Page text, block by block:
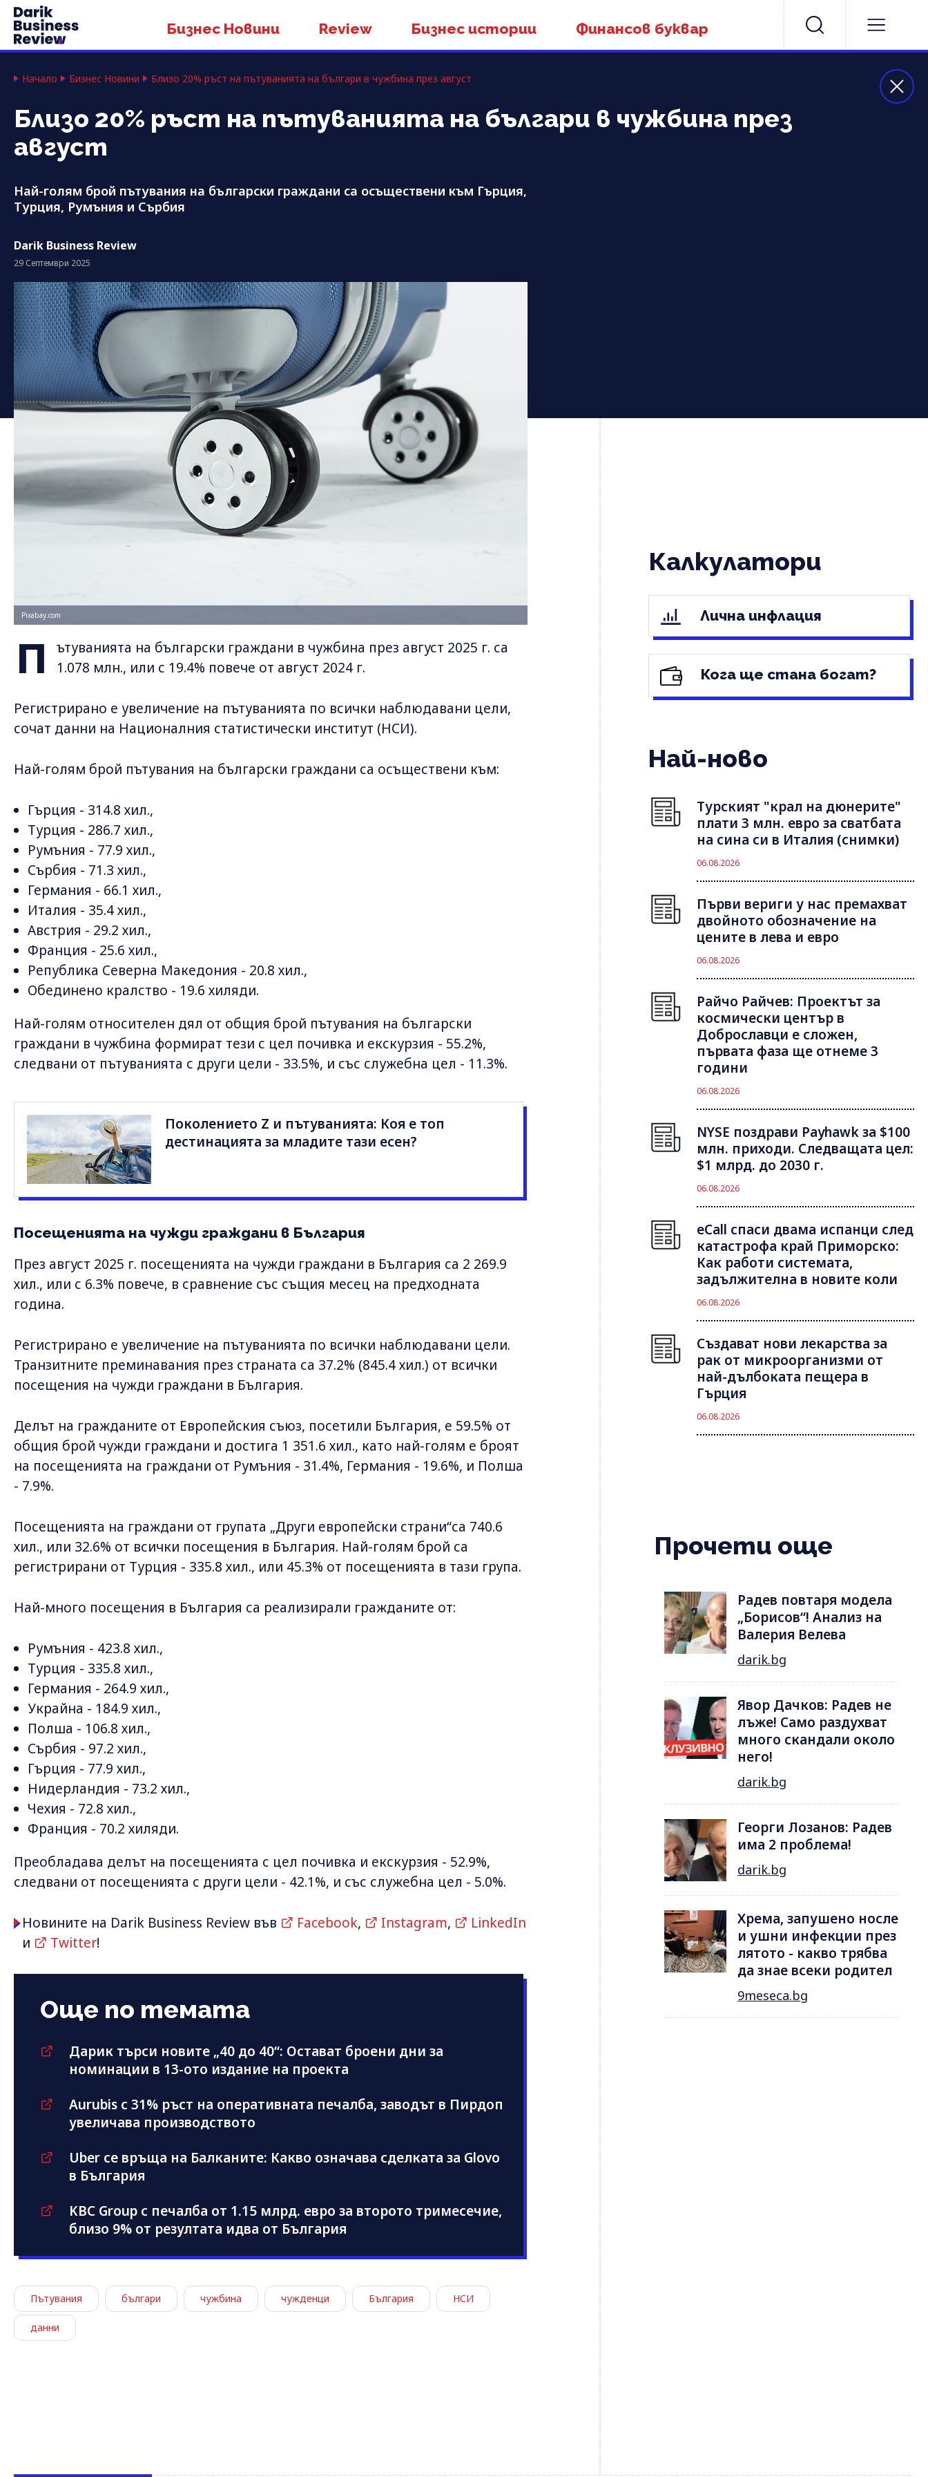
Бизнес Новини Review Бизнес истории Финансов буквар
Начало Бизнес Новини Близо 20% ръст на пътуванията на българи в чужбина през август
Близо 20% ръст на пътуванията на българи в чужбина през
август
Най-голям брой пътувания на български граждани са осъществени към Гърция,
Турция, Румъния и Сърбия
Darik Business Review
29 Септември 2025
Pixabay.com
П
ътуванията на български граждани в чужбина през август 2025 г. са
1.078 млн., или с 19.4% повече от август 2024 г.
Регистрирано е увеличение на пътуванията по всички наблюдавани цели,
сочат данни на Националния статистически институт (НСИ).
Най-голям брой пътувания на български граждани са осъществени към:
Гърция - 314.8 хил.,
Турция - 286.7 хил.,
Румъния - 77.9 хил.,
Сърбия - 71.3 хил.,
Германия - 66.1 хил.,
Италия - 35.4 хил.,
Австрия - 29.2 хил.,
Франция - 25.6 хил.,
Република Северна Македония - 20.8 хил.,
Обединено кралство - 19.6 хиляди.
Най-голям относителен дял от общия брой пътувания на български
граждани в чужбина формират тези с цел почивка и екскурзия - 55.2%,
следвани от пътуванията с други цели - 33.5%, и със служебна цел - 11.3%.
Поколението Z и пътуванията: Коя е топ
дестинацията за младите тази есен?
Посещенията на чужди граждани в България
През август 2025 г. посещенията на чужди граждани в България са 2 269.9
хил., или с 6.3% повече, в сравнение със същия месец на предходната
година.
Регистрирано е увеличение на пътуванията по всички наблюдавани цели.
Транзитните преминавания през страната са 37.2% (845.4 хил.) от всички
посещения на чужди граждани в България.
Делът на гражданите от Европейския съюз, посетили България, е 59.5% от
общия брой чужди граждани и достига 1 351.6 хил., като най-голям е броят
на посещенията на граждани от Румъния - 31.4%, Германия - 19.6%, и Полша
- 7.9%.
Посещенията на граждани от групата „Други европейски страни“са 740.6
хил., или 32.6% от всички посещения в България. Най-голям брой са
регистрирани от Турция - 335.8 хил., или 45.3% от посещенията в тази група.
Най-много посещения в България са реализирали гражданите от:
Румъния - 423.8 хил.,
Турция - 335.8 хил.,
Германия - 264.9 хил.,
Украйна - 184.9 хил.,
Полша - 106.8 хил.,
Сърбия - 97.2 хил.,
Гърция - 77.9 хил.,
Нидерландия - 73.2 хил.,
Чехия - 72.8 хил.,
Франция - 70.2 хиляди.
Преобладава делът на посещенията с цел почивка и екскурзия - 52.9%,
следвани от посещенията с други цели - 42.1%, и със служебна цел - 5.0%.
Новините на Darik Business Review във Facebook, Instagram,
LinkedIn
и
Twitter!
Още по темата
Дарик търси новите „40 до 40“: Остават броени дни за
номинации в 13-ото издание на проекта
Aurubis с 31% ръст на оперативната печалба, заводът в Пирдоп
увеличава производството
Uber се връща на Балканите: Какво означава сделката за Glovo
в България
KBC Group с печалба от 1.15 млрд. евро за второто тримесечие,
близо 9% от резултата идва от България
Пътувания българи чужбина чужденци България НСИ
данни
Калкулатори
Лична инфлация
Кога ще стана богат?
Най-ново
Турският "крал на дюнерите"
плати 3 млн. евро за сватбата
на сина си в Италия (снимки)
06.08.2026
Първи вериги у нас премахват
двойното обозначение на
цените в лева и евро
06.08.2026
Райчо Райчев: Проектът за
космически център в
Доброславци е сложен,
първата фаза ще отнеме 3
години
06.08.2026
NYSE поздрави Payhawk за $100
млн. приходи. Следващата цел:
$1 млрд. до 2030 г.
06.08.2026
eCall спаси двама испанци след
катастрофа край Приморско:
Как работи системата,
задължителна в новите коли
06.08.2026
Създават нови лекарства за
рак от микроорганизми от
най-дълбоката пещера в
Гърция
06.08.2026
Прочети още
Радев повтаря модела
„Борисов“! Анализ на
Валерия Велева
darik.bg
Явор Дачков: Радев не
лъже! Само раздухват
много скандали около
него!
darik.bg
Георги Лозанов: Радев
има 2 проблема!
darik.bg
Хрема, запушено носле
и ушни инфекции през
лятотo - какво трябва
да знае всеки родител
9meseca.bg